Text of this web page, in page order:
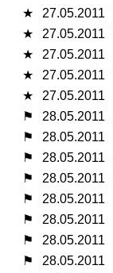
★
27.05.2011
★
27.05.2011
★
27.05.2011
★
27.05.2011
★
27.05.2011
⚑
28.05.2011
⚑
28.05.2011
⚑
28.05.2011
⚑
28.05.2011
⚑
28.05.2011
⚑
28.05.2011
⚑
28.05.2011
⚑
28.05.2011